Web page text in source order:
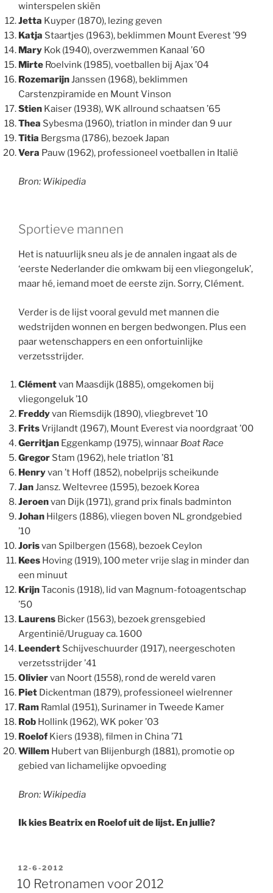
winterspelen skiën
Jetta Kuyper (1870), lezing geven
Katja Staartjes (1963), beklimmen Mount Everest ’99
Mary Kok (1940), overzwemmen Kanaal ’60
Mirte Roelvink (1985), voetballen bij Ajax ’04
RozemarijnJanssen (1968), beklimmen
Carstenzpiramide en Mount Vinson
Stien Kaiser (1938), WK allround schaatsen ’65
Thea Sybesma (1960), triatlon in minder dan 9 uur
Titia Bergsma (1786), bezoek Japan
Vera Pauw (1962), professioneel voetballen in Italië
Bron: Wikipedia
Sportieve mannen
Het is natuurlijk sneu als je de annalen ingaat als de
‘eerste Nederlander die omkwam bij een vliegongeluk’,
maar hé, iemand moet de eerste zijn. Sorry, Clément.
Verder is de lijst vooral gevuld met mannen die
wedstrijden wonnen en bergen bedwongen. Plus een
paar wetenschappers en een onfortuinlijke
verzetsstrijder.
Clémentvan Maasdijk (1885), omgekomen bij
vliegongeluk ’10
Freddyvan Riemsdijk (1890), vliegbrevet ’10
FritsVrijlandt (1967), Mount Everest via noordgraat ’00
Gerritjan Eggenkamp (1975), winnaar Boat Race
Gregor Stam (1962), hele triatlon ’81
Henryvan ’t Hoff (1852), nobelprijs scheikunde
JanJansz. Weltevree (1595), bezoek Korea
Jeroenvan Dijk (1971), grand prix finals badminton
Johan Hilgers (1886), vliegen boven NL grondgebied
’10
Jorisvan Spilbergen (1568), bezoek Ceylon
Kees Hoving (1919), 100 meter vrije slag in minder dan
een minuut
KrijnTaconis (1918), lid van Magnum-fotoagentschap
’50
Laurens Bicker (1563), bezoek grensgebied
Argentinië/Uruguay ca. 1600
Leendert Schijveschuurder (1917), neergeschoten
verzetsstrijder ’41
Oliviervan Noort (1558), rond de wereld varen
Piet Dickentman (1879), professioneel wielrenner
Ram Ramlal (1951), Surinamer in Tweede Kamer
Rob Hollink (1962), WK poker ’03
Roelof Kiers (1938), filmen in China ’71
Willem Hubert van Blijenburgh (1881), promotie op
gebied van lichamelijke opvoeding
Bron: Wikipedia
Ik kies Beatrix en Roelof uit de lijst. En jullie?
GEPLAATST
OP
12-6-2012
10 Retronamen voor 2012